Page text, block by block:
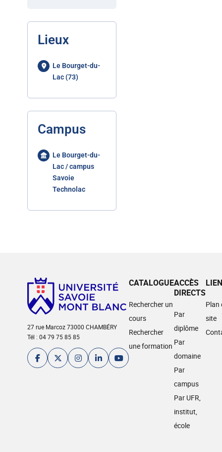
Lieux
Le Bourget-du-
Lac (73)
Campus
Le Bourget-du-
Lac / campus
Savoie
Technolac
27 rue Marcoz 73000 CHAMBÉRY
Tél : 04 79 75 85 85
CATALOGUE
Rechercher un
cours
Rechercher
une formation
ACCÈS
DIRECTS
Par
diplôme
Par
domaine
Par
campus
Par UFR,
institut,
école
Plan
site